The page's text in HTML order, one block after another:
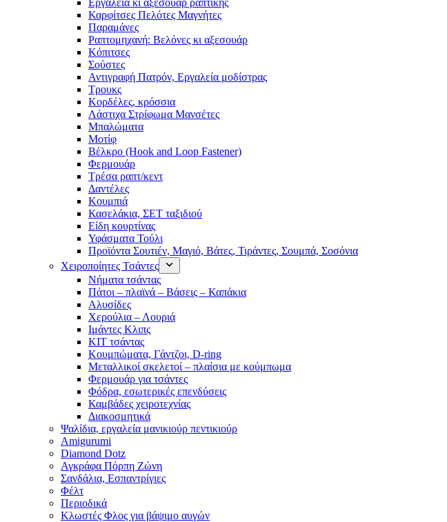
Εργαλεία κι αξεσουάρ ραπτικής
Καρφίτσες Πελότες Μαγνήτες
Παραμάνες
Ραπτομηχανή: Βελόνες κι αξεσουάρ
Κόπιτσες
Σούστες
Αντιγραφή Πατρόν, Εργαλεία μοδίστρας
Τρουκς
Κορδέλες, κρόσσια
Λάστιχα Στρίφωμα Μανσέτες
Μπαλώματα
Mοτίφ
Βέλκρο (Hook and Loop Fastener)
Φερμουάρ
Τρέσα ραπτ/κεντ
Δαντέλες
Κουμπιά
Κασελάκια, ΣΕΤ ταξιδιού
Είδη κουρτίνας
Υφάσματα Τούλι
Προϊόντα Σουτιέν, Μαγιό, Βάτες, Τιράντες, Σουμπά, Σοσόνια
Χειροποίητες Τσάντες
Νήματα τσάντας
Πάτοι – πλαϊνά – Βάσεις – Καπάκια
Αλυσίδες
Χερούλια – Λουριά
Ιμάντες Κλιπς
ΚΙΤ τσάντας
Κουμπώματα, Γάντζοι, D-ring
Μεταλλικοί σκελετοί – πλαίσια με κούμπωμα
Φερμουάρ για τσάντες
Φόδρα, εσωτερικές επενδύσεις
Καμβάδες χειροτεχνίας
Διακοσμητικά
Ψαλίδια, εργαλεία μανικιούρ πεντικιούρ
Amigurumi
Diamond Dotz
Αγκράφα Πόρπη Ζώνη
Σανδάλια, Εσπαντρίγιες
Φέλτ
Περιοδικά
Κλωστές Φλος για βάψιμο αυγών